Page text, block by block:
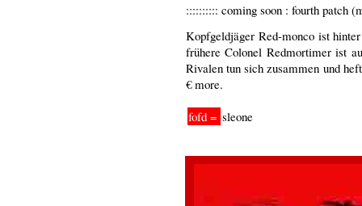
:::::::::: coming soon : fourth patch
Kopfgeldjäger Red-monco ist
frühere Colonel Redmortimer ist
Rivalen tun sich zusammen und
€ more.
fofd = sleone